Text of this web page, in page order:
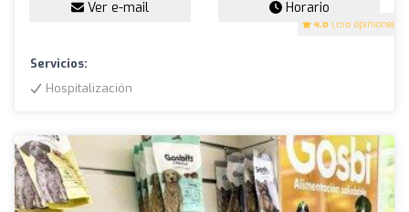
4.8 (158 opiniones)
Ver e-mail Horario
Servicios:
Hospitalización